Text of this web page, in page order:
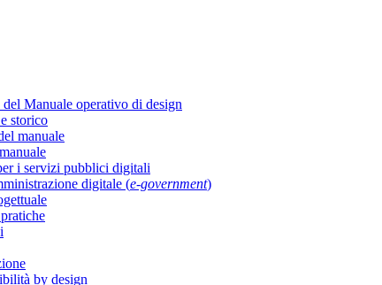
Manuale operativo di design
storico
manuale
i servizi pubblici digitali
digitale (e-government)
by design